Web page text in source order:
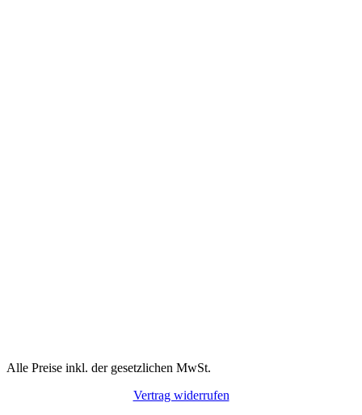
Alle Preise inkl. der gesetzlichen MwSt.
Vertrag widerrufen